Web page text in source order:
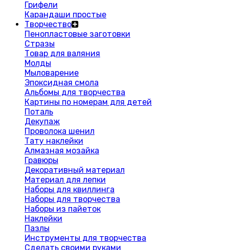
Грифели
Карандаши простые
Творчество
Пенопластовые заготовки
Стразы
Товар для валяния
Молды
Мыловарение
Эпоксидная смола
Альбомы для творчества
Картины по номерам для детей
Поталь
Декупаж
Проволока шенил
Тату наклейки
Алмазная мозайка
Гравюры
Декоративный материал
Материал для лепки
Наборы для квиллинга
Наборы для творчества
Наборы из пайеток
Наклейки
Пазлы
Инструменты для творчества
Сделать своими руками